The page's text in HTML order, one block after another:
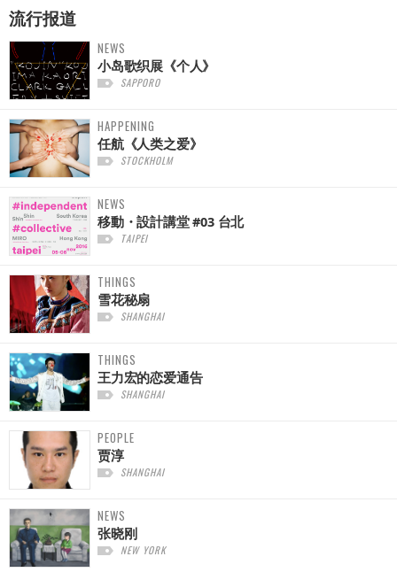
流行报道
NEWS
小岛歌织展《个人》
SAPPORO
HAPPENING
任航《人类之爱》
STOCKHOLM
NEWS
移動・設計講堂 #03 台北
TAIPEI
THINGS
雪花秘扇
SHANGHAI
THINGS
王力宏的恋爱通告
SHANGHAI
PEOPLE
贾淳
SHANGHAI
NEWS
张晓刚
NEW YORK